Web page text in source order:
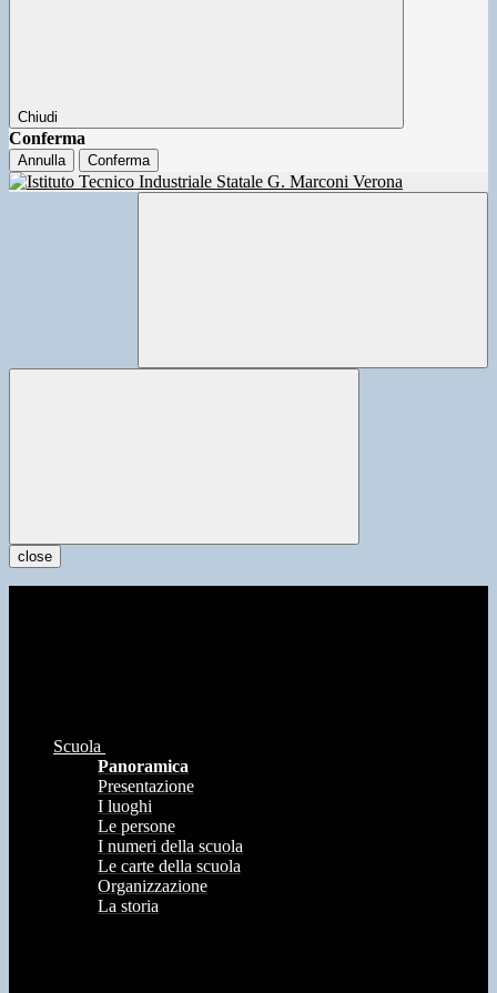
Chiudi
Conferma
Annulla Conferma
close
Scuola
Panoramica
Presentazione
I luoghi
Le persone
I numeri della scuola
Le carte della scuola
Organizzazione
La storia